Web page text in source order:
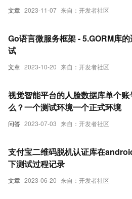
文章 2023-11-07 来自：开发者社区
文章 2023-10-20 来自：开发者社区
Go语言微服务框架 - 5.GORM库
试
问答 2023-07-03 来自：开发者社区
视觉智能平台的人脸数据库单个
么？一个测试环境一个正式环境
文章 2023-06-20 来自：开发者社区
支付宝二维码脱机认证库在
下测试过程记录